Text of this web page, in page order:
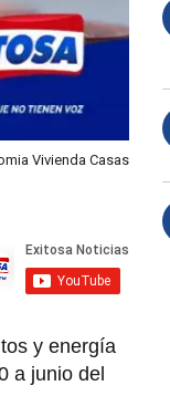
Vivienda Casas
y energía
a junio del